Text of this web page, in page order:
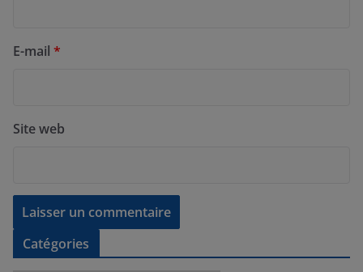
E-mail *
Site web
Catégories